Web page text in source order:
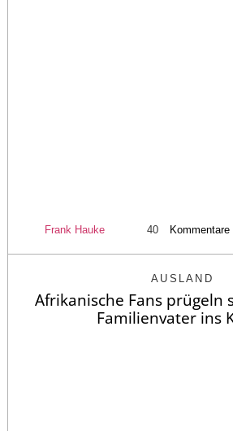
Frank Hauke 40
AUSLAND
Afrikanische Fans prügeln
Familienvater ins